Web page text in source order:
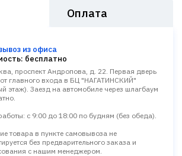
Оплата
из офиса
бесплатно
проспект Андропова, д. 22. Первая дверь
главного входа в БЦ "НАГАТИНСКИЙ"
этаж). Заезд на автомобиле через шлагбаум
с 9:00 до 18:00 по будням (без обеда).
товара в пункте самовывоза не
без предварительного заказа и
с нашим менеджером.